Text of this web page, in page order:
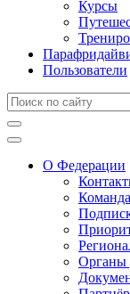
Курсы
Пользователи
О Федерации
Команда
Органы